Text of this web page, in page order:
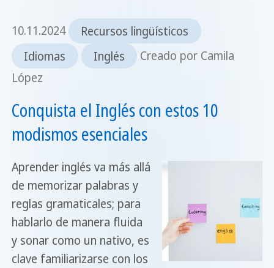
10.11.2024
Recursos lingüísticos
Idiomas
Inglés
Creado por Camila
López
Conquista el Inglés con estos 10
modismos esenciales
Aprender inglés va más allá
de memorizar palabras y
reglas gramaticales; para
hablarlo de manera fluida
y sonar como un nativo, es
clave familiarizarse con los